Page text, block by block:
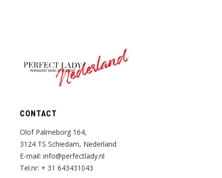
Nederland
CONTACT
Olof Palmeborg 164,
3124 TS Schiedam, Nederland
E-mail:info@perfectlady.nl
Tel.nr: + 31 643431043